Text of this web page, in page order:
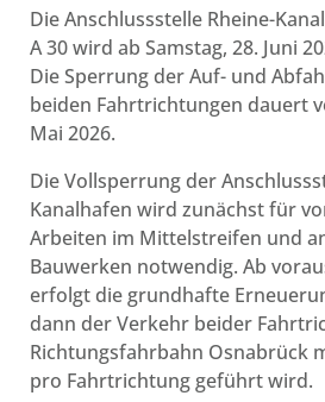
Die Anschlussstelle Rheine-
A 30 wird ab Samstag, 28. Juni
Die Sperrung der Auf- und
beiden Fahrtrichtungen dauert
Mai 2026.
Die Vollsperrung der
Kanalhafen wird zunächst für
Arbeiten im Mittelstreifen und
Bauwerken notwendig. Ab
erfolgt die grundhafte
dann der Verkehr beider
Richtungsfahrbahn Osnabrück
pro Fahrtrichtung geführt wird.